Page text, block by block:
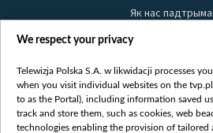
Як нас
Правілы выкарыстання
Бяспека
Youtube
Белсат news
We respect your privacy
Telewizja Polska S.A. w likwidacji processes
when you visit individual websites on the
to as the Portal), including information saved
track and store them, such as cookies, web
technologies enabling the provision of tailored